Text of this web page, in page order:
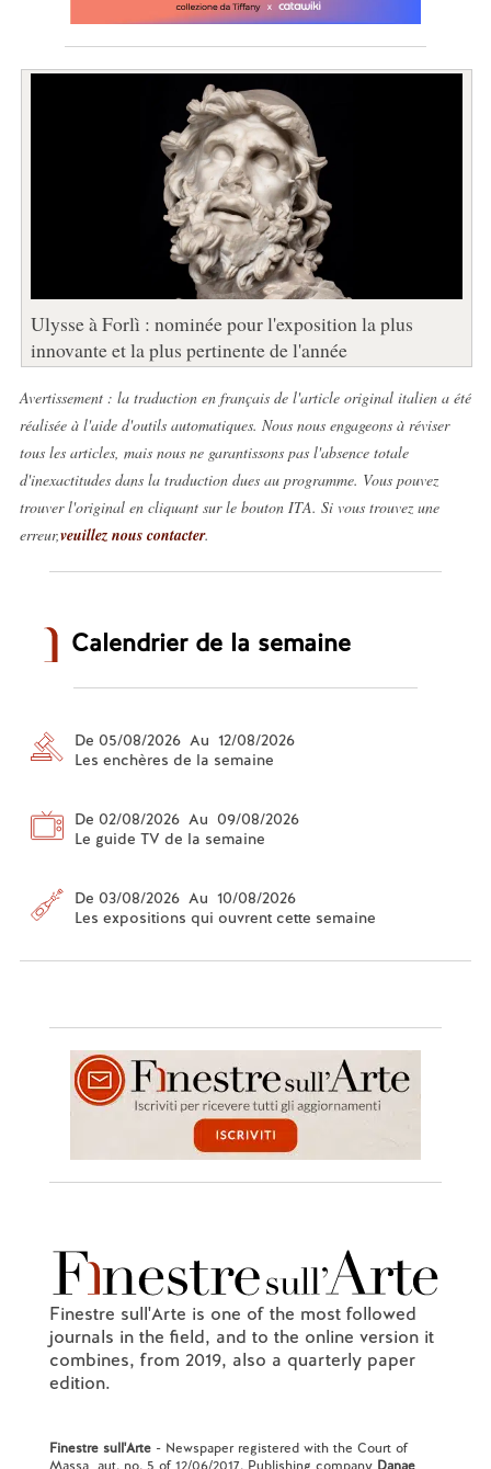
Ulysse à Forlì : nominée pour l'exposition la plus
innovante et la plus pertinente de l'année
Avertissement : la traduction en français de l'article original italien a été
réalisée à l'aide d'outils automatiques. Nous nous engageons à réviser
tous les articles, mais nous ne garantissons pas l'absence totale
d'inexactitudes dans la traduction dues au programme. Vous pouvez
trouver l'original en cliquant sur le bouton ITA. Si vous trouvez une
erreur,veuillez nous contacter.
Calendrier de la semaine
De 05/08/2026 Au 12/08/2026
Les enchères de la semaine
De 02/08/2026 Au 09/08/2026
Le guide TV de la semaine
De 03/08/2026 Au 10/08/2026
Les expositions qui ouvrent cette semaine
Finestre sull'Arte is one of the most followed
journals in the field, and to the online version it
combines, from 2019, also a quarterly paper
edition.
Finestre sull'Arte- Newspaper registered with the Court of
Massa, aut. no. 5 of 12/06/2017. Publishing company Danae